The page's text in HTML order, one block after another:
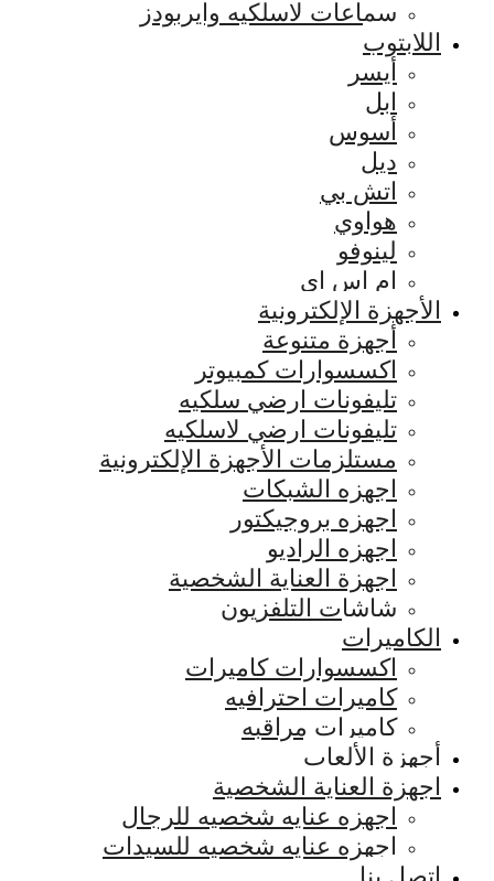
سماعات لاسلكيه وايربودز
اللابتوب
أيسر
ابل
أسوس
ديل
اتش بي
هواوي
لينوفو
ام اس اي
الأجهزة الإلكترونية
أجهزة متنوعة
اكسسوارات كمبيوتر
تليفونات ارضي سلكيه
تليفونات ارضي لاسلكيه
مستلزمات الأجهزة الإلكترونية
اجهزه الشبكات
اجهزه بروجيكتور
اجهزه الراديو
اجهزة العناية الشخصية
شاشات التلفزيون
الكاميرات
اكسسوارات كاميرات
كاميرات احترافيه
كاميرات مراقبه
أجهزة الألعاب
اجهزة العناية الشخصية
اجهزه عنايه شخصيه للرجال
اجهزه عنايه شخصيه للسيدات